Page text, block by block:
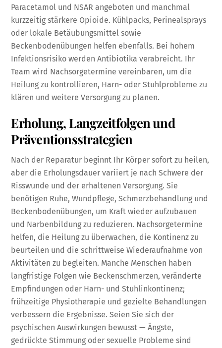
Paracetamol und NSAR angeboten und manchmal
kurzzeitig stärkere Opioide. Kühlpacks, Perinealsprays
oder lokale Betäubungsmittel sowie
Beckenbodenübungen helfen ebenfalls. Bei hohem
Infektionsrisiko werden Antibiotika verabreicht. Ihr
Team wird Nachsorgetermine vereinbaren, um die
Heilung zu kontrollieren, Harn- oder Stuhlprobleme zu
klären und weitere Versorgung zu planen.
Erholung, Langzeitfolgen und
Präventionsstrategien
Nach der Reparatur beginnt Ihr Körper sofort zu heilen,
aber die Erholungsdauer variiert je nach Schwere der
Risswunde und der erhaltenen Versorgung. Sie
benötigen Ruhe, Wundpflege, Schmerzbehandlung und
Beckenbodenübungen, um Kraft wieder aufzubauen
und Narbenbildung zu reduzieren. Nachsorgetermine
helfen, die Heilung zu überwachen, die Kontinenz zu
beurteilen und die schrittweise Wiederaufnahme von
Aktivitäten zu begleiten. Manche Menschen haben
langfristige Folgen wie Beckenschmerzen, veränderte
Empfindungen oder Harn- und Stuhlinkontinenz;
frühzeitige Physiotherapie und gezielte Behandlungen
verbessern die Ergebnisse. Seien Sie sich der
psychischen Auswirkungen bewusst — Ängste,
gedrückte Stimmung oder sexuelle Probleme sind